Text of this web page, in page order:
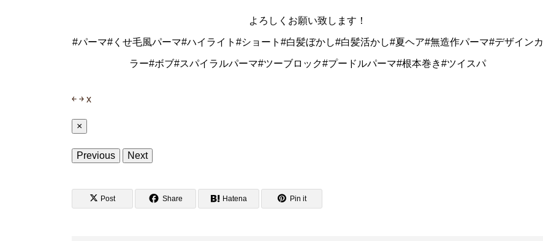
よろしくお願い致します！
#パーマ#くせ毛風パーマ#ハイライト#ショート#白髪ぼかし#白髪活かし#夏ヘア#無造作パーマ#デザインカ
ラー#ボブ#スパイラルパーマ#ツーブロック#プードルパーマ#根本巻き#ツイスパ
￩ ￫ x
×
Previous Next
Post Share Hatena Pin it